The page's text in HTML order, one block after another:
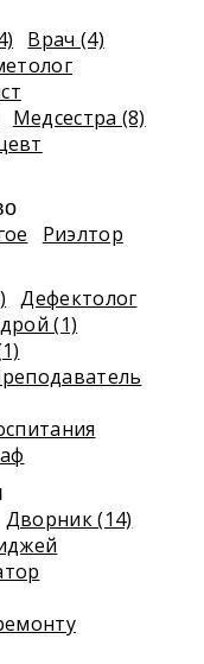
Врач (4)
Медсестра (8)
Риэлтор
Дефектолог
(1)
Дворник (14)